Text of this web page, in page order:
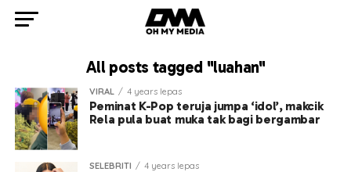
All posts tagged "luahan"
VIRAL 4 years lepas
Peminat K-Pop teruja jumpa ‘idol’, makcik
Rela pula buat muka tak bagi bergambar
SELEBRITI 4 years lepas